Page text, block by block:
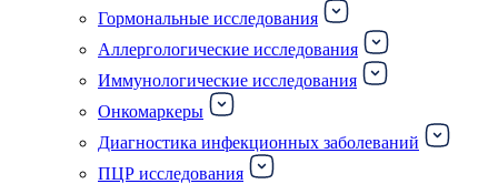
Гормональные исследования
Аллергологические исследования
Иммунологические исследования
Онкомаркеры
Диагностика инфекционных заболеваний
ПЦР исследования